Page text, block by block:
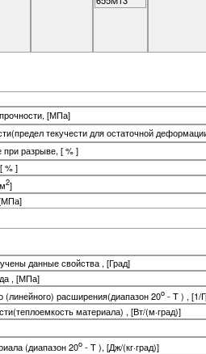
[МПа]
текучести для остаточной
при разрыве, [ % ]
% ]
2]
данные свойства , [Град]
, [МПа]
расширения(диапазон 20o - T ) , [1/
материала) , [Вт/(м·град)]
(диапазон 20o - T ), [Дж/(кг·град)]